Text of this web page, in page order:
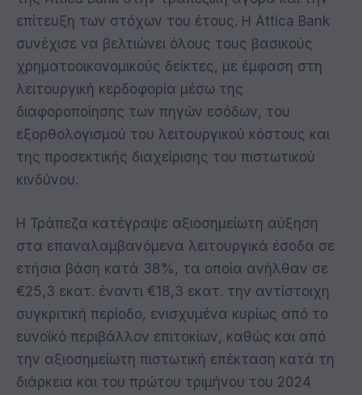
επίτευξη των στόχων του έτους. Η Attica Bank
συνέχισε να βελτιώνει όλους τους βασικούς
χρηματοοικονομικούς δείκτες, με έμφαση στη
λειτουργική κερδοφορία μέσω της
διαφοροποίησης των πηγών εσόδων, του
εξορθολογισμού του λειτουργικού κόστους και
της προσεκτικής διαχείρισης του πιστωτικού
κινδύνου.
Η Τράπεζα κατέγραψε αξιοσημείωτη αύξηση
στα επαναλαμβανόμενα λειτουργικά έσοδα σε
ετήσια βάση κατά 38%, τα οποία ανήλθαν σε
€25,3 εκατ. έναντι €18,3 εκατ. την αντίστοιχη
συγκριτική περίοδο, ενισχυμένα κυρίως από το
ευνοϊκό περιβάλλον επιτοκίων, καθώς και από
την αξιοσημείωτη πιστωτική επέκταση κατά τη
διάρκεια και του πρώτου τριμήνου του 2024